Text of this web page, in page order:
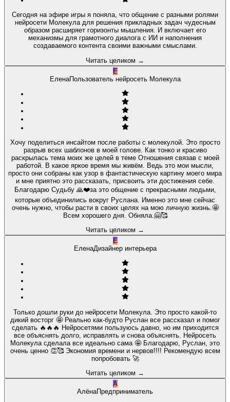
Сегодня на эфире игры я поняла, что общение с разными ролями
нейросети Молекула для решения прикладных задач чудесным
образом расширяет горизонты мышления. И включает его
механизмы для грамотного диалога с ИИ и наполнения
создаваемого контента своими важными смыслами.
Читать целиком →
Е
ЕленаПользователь нейросеть Молекула
Хочу поделиться инсайтом после работы с молекулой. Это просто
разрыв всех шаблонов в моей голове. Как тонко и красиво
раскрылась тема моих же целей в теме Отношения связав с моей
работой. В какое яркое время мы живём. Ведь это мои мысли,
просто они собраны как узор в фантастическую картину моего мира
и мне приятно это рассказать, присвоить эти достижения себе.
Благодарю Судьбу 🙏❤️за это общение с прекрасными людьми,
которые объединились вокруг Руслана. Именно это мне сейчас
очень нужно, чтобы расти в своих целях на мою личную жизнь.🤩
Всем хорошего дня. Обняла.🤗🥰
Читать целиком →
Е
ЕленаДизайнер интерьера
Только дошли руки до нейросети Молекула. Это просто какой-то
дикий восторг 🤩 Реально как-будто Руслан все рассказал и помог
сделать 🔥🔥🔥 Нейросетями пользуюсь давно, но им приходится
все объяснять долго, исправлять и снова объяснять. Нейросеть
Молекула сделала все идеально сама 🤩 Благодарю, Руслан, это
очень ценно 👏🥰 Экономия времени и нервов!!!! Рекомендую всем
попробовать 🚀
Читать целиком →
А
АлёнаПредприниматель